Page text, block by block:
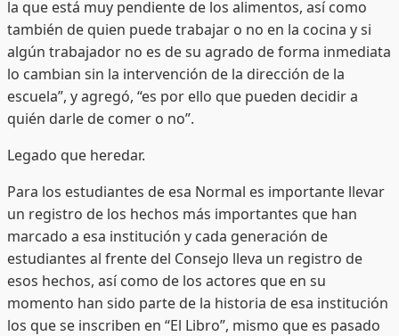
la que está muy pendiente de los alimentos, así como
también de quien puede trabajar o no en la cocina y si
algún trabajador no es de su agrado de forma inmediata
lo cambian sin la intervención de la dirección de la
escuela”, y agregó, “es por ello que pueden decidir a
quién darle de comer o no”.
Legado que heredar.
Para los estudiantes de esa Normal es importante llevar
un registro de los hechos más importantes que han
marcado a esa institución y cada generación de
estudiantes al frente del Consejo lleva un registro de
esos hechos, así como de los actores que en su
momento han sido parte de la historia de esa institución
los que se inscriben en “El Libro”, mismo que es pasado